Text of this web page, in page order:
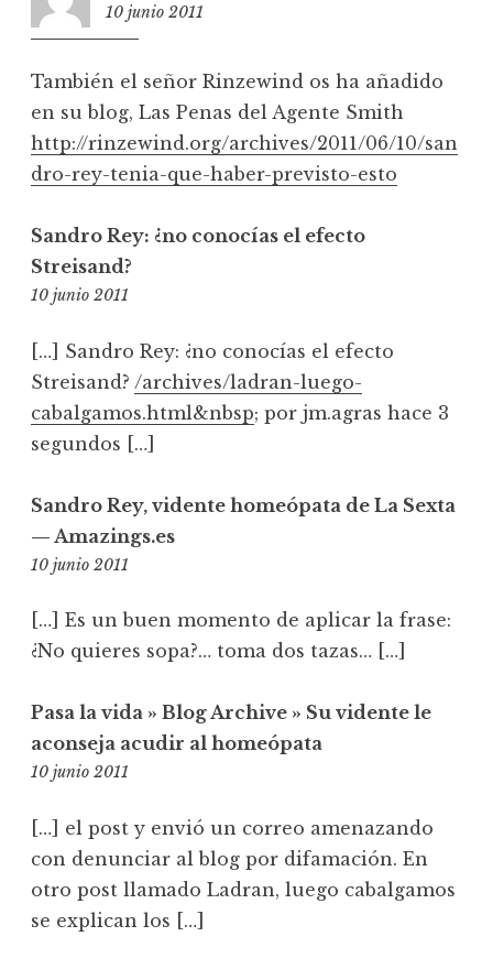
10 junio 2011
También el señor Rinzewind os ha añadido
en su blog, Las Penas del Agente Smith
http://rinzewind.org/archives/2011/06/10/san
dro-rey-tenia-que-haber-previsto-esto
Sandro Rey: ¿no conocías el efecto
Streisand?
10 junio 2011
[…] Sandro Rey: ¿no conocías el efecto
Streisand? /archives/ladran-luego-
cabalgamos.html&nbsp; por jm.agras hace 3
segundos […]
Sandro Rey, vidente homeópata de La Sexta
— Amazings.es
10 junio 2011
[…] Es un buen momento de aplicar la frase:
¿No quieres sopa?… toma dos tazas… […]
Pasa la vida » Blog Archive » Su vidente le
aconseja acudir al homeópata
10 junio 2011
[…] el post y envió un correo amenazando
con denunciar al blog por difamación. En
otro post llamado Ladran, luego cabalgamos
se explican los […]